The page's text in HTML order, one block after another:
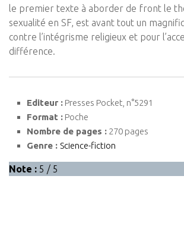
le premier texte à aborder de front le
sexualité en SF, est avant tout un
contre l’intégrisme religieux et pour
différence.
Editeur : Presses Pocket, n°5291
Format : Poche
Nombre de pages : 270 pages
Genre : Science-fiction
Note : 5 / 5